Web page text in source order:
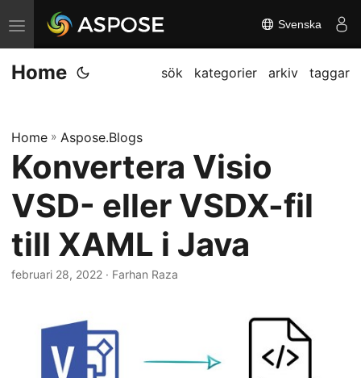
V
ä
x
n
a
i
g
a
t
Svenska
Home sök kategorier arkiv taggar
Home » Aspose.Blogs
Konvertera Visio
VSD- eller VSDX-fil
till XAML i Java
februari 28, 2022 · Farhan Raza